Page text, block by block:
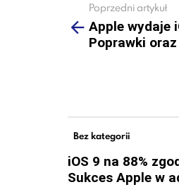
more
Poprzedni artykuł
Apple wydaje
Poprawki
Bez kategorii
iOS 9 na 88%
Sukces Apple w